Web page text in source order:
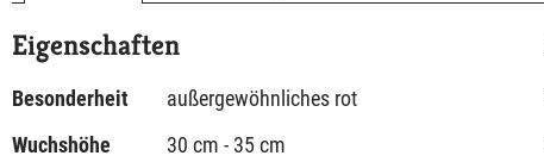
Eigenschaften
Besonderheit
außergewöhnliches rot
Wuchshöhe
30 cm - 35 cm